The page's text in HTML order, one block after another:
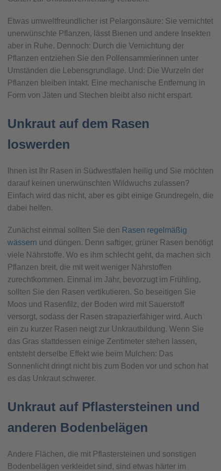
Etwas umweltfreundlicher ist Pelargonsäure: Sie vernichtet
unerwünschte Pflanzen, lässt Bienen und andere Insekten
aber in Ruhe. Dennoch: Durch die Vernichtung der
Pflanzen entziehen Sie den Pollensammlerinnen unter
Umständen die Lebensgrundlage. Und: Die Wurzeln der
Pflanzen bleiben intakt. Eine mechanische Entfernung in
Form von Jäten und Stechen bleibt also nicht erspart.
Unkraut auf dem Rasen
loswerden
Ihnen ist Ihr Rasen in Südwestfalen heilig und Sie möchten
darauf keinen unerwünschten Wildwuchs zulassen?
Einfach wird das nicht, aber es gibt einige Grundregeln, die
dabei helfen.
Zunächst einmal sollten Sie den Rasen regelmäßig
wässern und düngen. Denn saftiger, grüner Rasen benötigt
viele Nährstoffe. Wo es ihm schlecht geht, da machen sich
Pflanzen breit, die mit weit weniger Nährstoffen
zurechtkommen. Einmal im Jahr, bevorzugt im Frühling,
sollten Sie den Rasen vertikutieren. So beseitigen Sie
Moos und Rasenfilz, der Boden wird mit Sauerstoff
versorgt, sodass der Rasen strapazierfähiger wird. Auch
ein zu kurzer Rasen neigt zur Unkrautbildung. Wenn Sie
das Gras stattdessen einige Zentimeter stehen lassen,
entsteht derselbe Effekt wie beim Mulchen: Das
Sonnenlicht dringt nicht bis zum Boden vor und schon hat
es das Unkraut schwerer.
Unkraut auf Pflastersteinen und
anderen Bodenbelägen
Andere Flächen, die mit Pflastersteinen und sonstigen
Bodenbelägen verkleidet sind, sind etwas härter im